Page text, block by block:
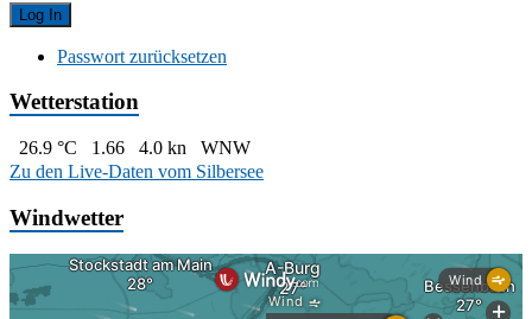
Passwort zurücksetzen
Wetterstation
26.9 °C 1.66 4.0 kn
WNW
Zu den Live-Daten vom Silbersee
Windwetter